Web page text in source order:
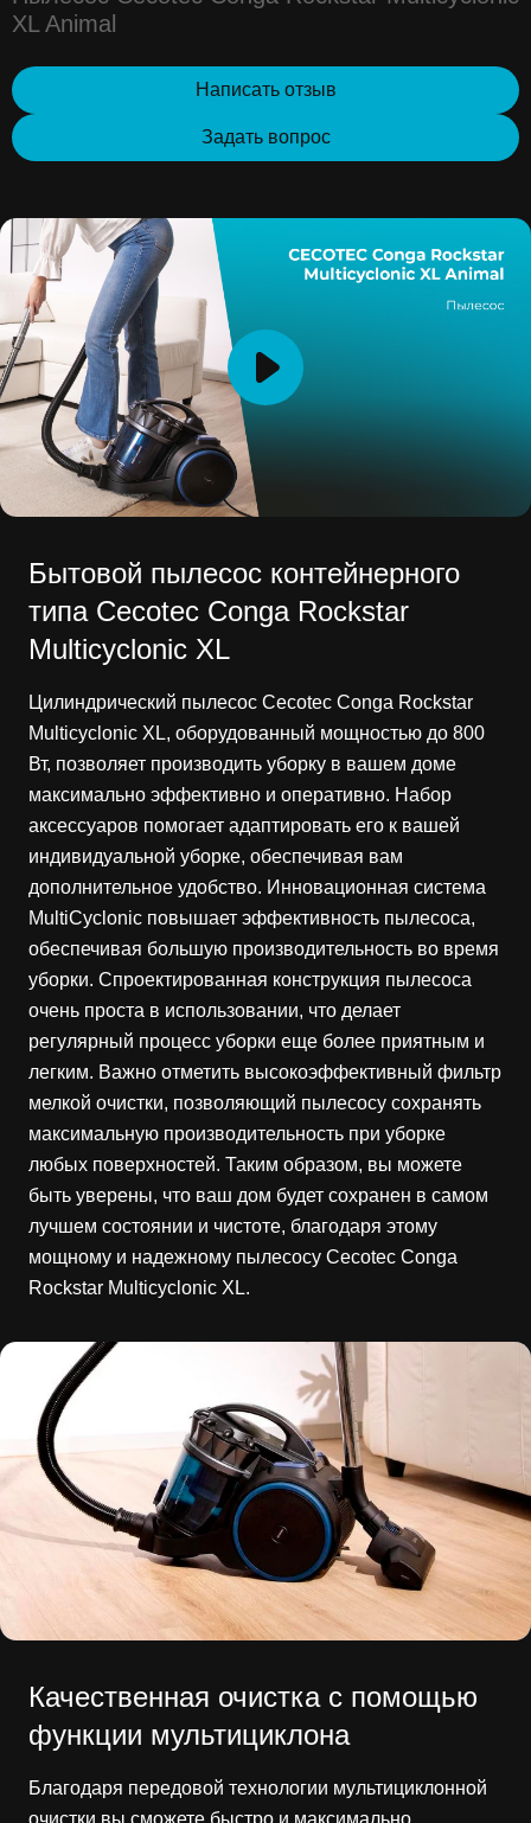
XL Animal
Написать отзыв
Задать вопрос
Бытовой пылесос контейнерного
типа Cecotec Conga Rockstar
Multicyclonic XL
Цилиндрический пылесос Cecotec Conga Rockstar
Multicyclonic XL, оборудованный мощностью до 800
Вт, позволяет производить уборку в вашем доме
максимально эффективно и оперативно. Набор
аксессуаров помогает адаптировать его к вашей
индивидуальной уборке, обеспечивая вам
дополнительное удобство. Инновационная система
MultiCyclonic повышает эффективность пылесоса,
обеспечивая большую производительность во время
уборки. Спроектированная конструкция пылесоса
очень проста в использовании, что делает
регулярный процесс уборки еще более приятным и
легким. Важно отметить высокоэффективный фильтр
мелкой очистки, позволяющий пылесосу сохранять
максимальную производительность при уборке
любых поверхностей. Таким образом, вы можете
быть уверены, что ваш дом будет сохранен в самом
лучшем состоянии и чистоте, благодаря этому
мощному и надежному пылесосу Cecotec Conga
Rockstar Multicyclonic XL.
Качественная очистка с помощью
функции мультициклона
Благодаря передовой технологии мультициклонной
очистки вы сможете быстро и максимально